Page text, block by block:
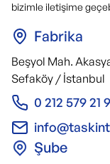
bizimle iletişime
Fabrika
Beşyol Mah.
Sefaköy / İstanbul
0 212 579 21
Şube